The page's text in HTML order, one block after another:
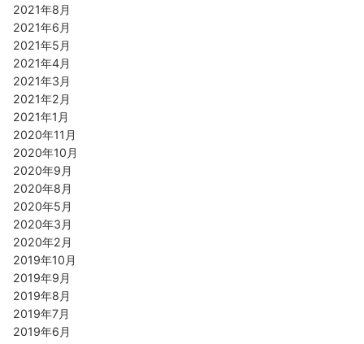
2021年8月
2021年6月
2021年5月
2021年4月
2021年3月
2021年2月
2021年1月
2020年11月
2020年10月
2020年9月
2020年8月
2020年5月
2020年3月
2020年2月
2019年10月
2019年9月
2019年8月
2019年7月
2019年6月